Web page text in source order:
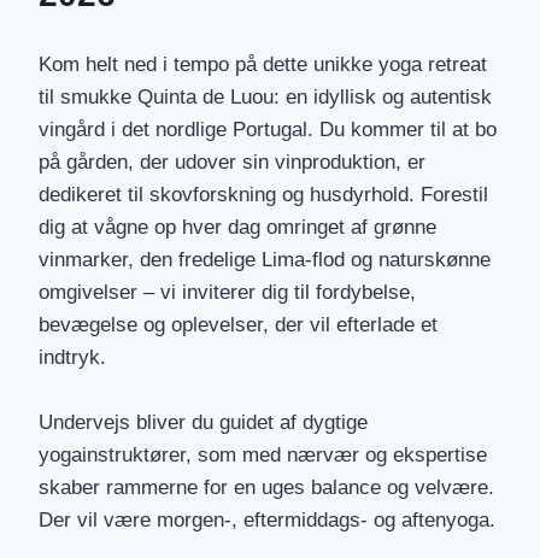
Kom helt ned i tempo på dette unikke yoga retreat
til smukke Quinta de Luou: en idyllisk og autentisk
vingård i det nordlige Portugal. Du kommer til at bo
på gården, der udover sin vinproduktion, er
dedikeret til skovforskning og husdyrhold. Forestil
dig at vågne op hver dag omringet af grønne
vinmarker, den fredelige Lima-flod og naturskønne
omgivelser – vi inviterer dig til fordybelse,
bevægelse og oplevelser, der vil efterlade et
indtryk.
Undervejs bliver du guidet af dygtige
yogainstruktører, som med nærvær og ekspertise
skaber rammerne for en uges balance og velvære.
Der vil være morgen-, eftermiddags- og aftenyoga.